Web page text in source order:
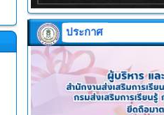
ประกาศ